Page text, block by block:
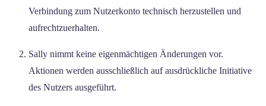
Verbindung zum Nutzerkonto technisch herzustellen und
aufrechtzuerhalten.
Sally nimmt keine eigenmächtigen Änderungen vor.
Aktionen werden ausschließlich auf ausdrückliche Initiative
des Nutzers ausgeführt.